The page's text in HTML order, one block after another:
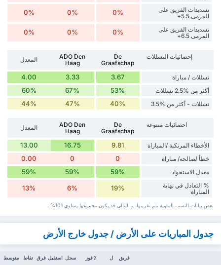
تسديدات الفريق على
المرمى 5.5+
0%
0%
0%
تسديدات الفريق على
المرمى 6.5+
0%
0%
0%
إحصائيات التسللات
De
Graafschap
ADO Den
Haag
المعدل
تسللات / مباراة 3.67
3.33
4.00
أكثر من %2.5 تسللات 53%
67%
60%
تسللات - أكثر من %3.5 40%
47%
44%
احصائيات متنوعة
De
Graafschap
ADO Den
Haag
المعدل
الأخطاء المرتكبة /المباراة 9.81
16.75
13.00
خطأ لصالحه/ مباراة 0
0
0.00
معدل الاستحواذ 59%
59%
59%
% التعادل في نهاية
المباراة
19%
6%
13%
بعض بيانات ‏النسب المئوية يتم تقريبها، و بالتالي قد ‏يكون مجموعها يساوي 101% .
جدول المباريات على الأرض / جدول خارج الأرض
فريق ل ٪ فوز سجل استقبل فرق نقاط متوسط